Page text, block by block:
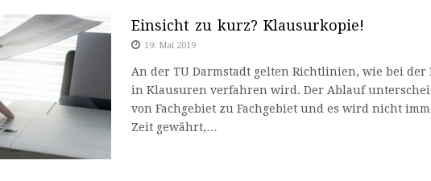
Einsicht zu kurz? Klausurkopie!
19. Mai 2019
An der TU Darmstadt gelten Richtlinien, wie bei der
in Klausuren verfahren wird. Der Ablauf
von Fachgebiet zu Fachgebiet und es wird nicht
Zeit gewährt,…